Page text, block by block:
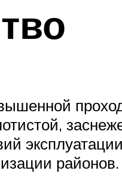
районов.